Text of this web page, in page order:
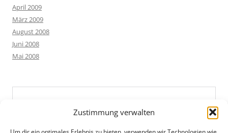
Zustimmung verwalten
April 2009
März 2009
August 2008
Juni 2008
Mai 2008